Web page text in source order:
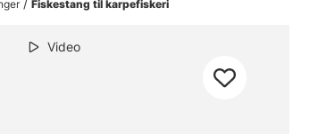
Fiskestang til karpefiskeri
Video